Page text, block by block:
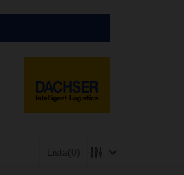
Lista (0)